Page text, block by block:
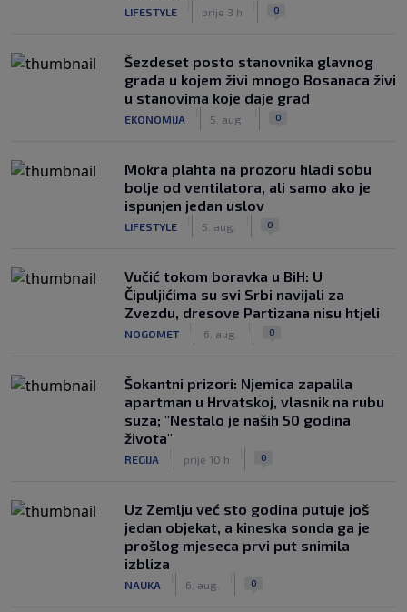
LIFESTYLE prije 3 h 0
Šezdeset posto stanovnika glavnog
grada u kojem živi mnogo Bosanaca živi
u stanovima koje daje grad
EKONOMIJA 5. aug. 0
Mokra plahta na prozoru hladi sobu
bolje od ventilatora, ali samo ako je
ispunjen jedan uslov
LIFESTYLE 5. aug. 0
Vučić tokom boravka u BiH: U
Čipuljićima su svi Srbi navijali za
Zvezdu, dresove Partizana nisu htjeli
NOGOMET 6. aug. 0
Šokantni prizori: Njemica zapalila
apartman u Hrvatskoj, vlasnik na rubu
suza; "Nestalo je naših 50 godina
života"
REGIJA prije 10 h 0
Uz Zemlju već sto godina putuje još
jedan objekat, a kineska sonda ga je
prošlog mjeseca prvi put snimila
izbliza
NAUKA 6. aug. 0